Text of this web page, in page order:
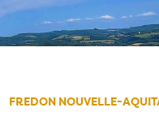
FREDON NOUVELLE-